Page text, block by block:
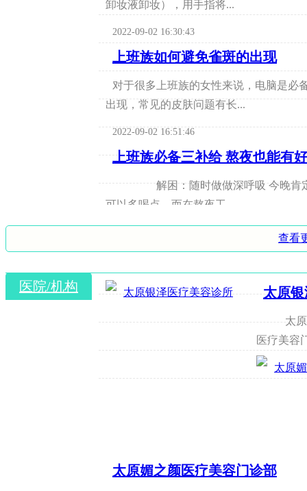
卸妆液卸妆），用手指将...
2022-09-02 16:30:43
上班族如何避免雀斑的出现
对于很多上班族的女性来说，电脑是必
出现，常见的皮肤问题有长...
2022-09-02 16:51:46
上班族必备三补给 熬夜也能有
解困：随时做做深呼吸 今晚肯定要
可以多喝点。而在熬夜工...
上班族必学 4招击破电脑“死肌”
现在我们就来认清电脑对皮肤产生产
上班族必学！4招严防电脑“死
查看
医院/机构 太原
太原银
医疗美容
太原媚之颜医疗美容门诊部